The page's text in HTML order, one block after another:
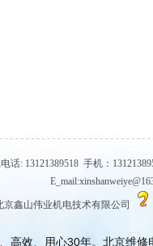
话: 13121389518 手机：
京鑫山伟业机电技术有限公司
高效、用心30年。北京维